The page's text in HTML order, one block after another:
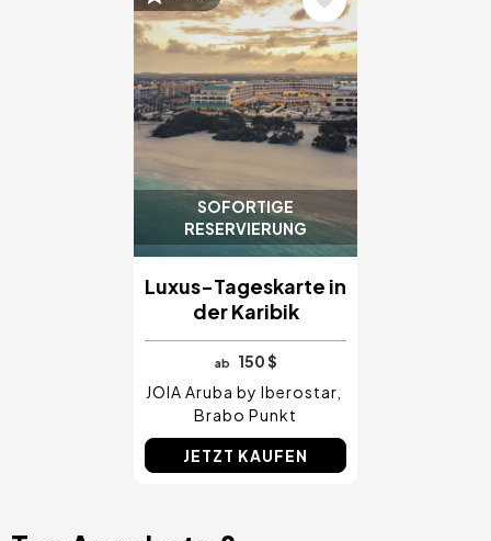
SOFORTIGE
RESERVIERUNG
Luxus-Tageskarte in
der Karibik
ab
150 $
JOIA Aruba by Iberostar
Brabo Punkt
JETZT KAUFEN